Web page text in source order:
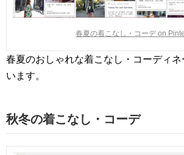
春夏の着こなし・コーデ on
春夏のおしゃれな着こなし・コーディ
います。
秋冬の着こなし・コーデ